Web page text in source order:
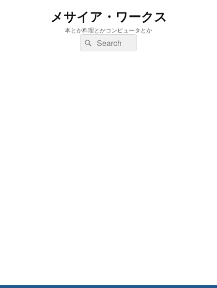
メサイア・ワークス
本とか料理とかコンピュータとか
検
索:
検
索